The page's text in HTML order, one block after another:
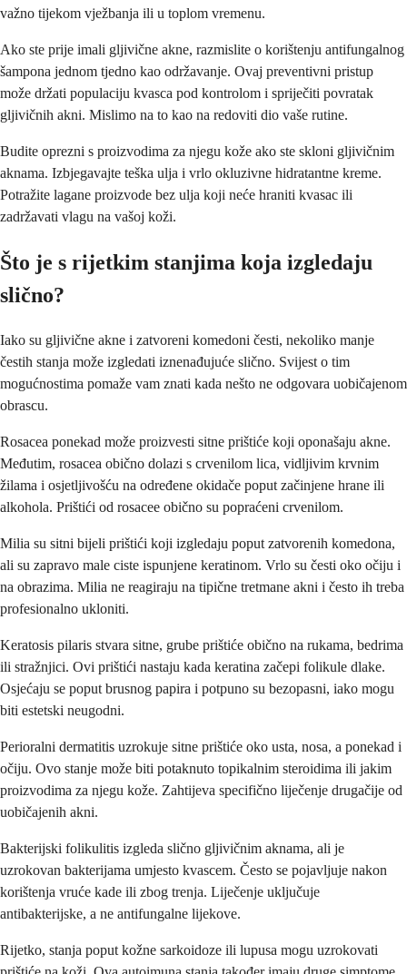
važno tijekom vježbanja ili u toplom vremenu.
Ako ste prije imali gljivične akne, razmislite o korištenju antifungalnog
šampona jednom tjedno kao održavanje. Ovaj preventivni pristup
može držati populaciju kvasca pod kontrolom i spriječiti povratak
gljivičnih akni. Mislimo na to kao na redoviti dio vaše rutine.
Budite oprezni s proizvodima za njegu kože ako ste skloni gljivičnim
aknama. Izbjegavajte teška ulja i vrlo okluzivne hidratantne kreme.
Potražite lagane proizvode bez ulja koji neće hraniti kvasac ili
zadržavati vlagu na vašoj koži.
Što je s rijetkim stanjima koja izgledaju
slično?
Iako su gljivične akne i zatvoreni komedoni česti, nekoliko manje
čestih stanja može izgledati iznenađujuće slično. Svijest o tim
mogućnostima pomaže vam znati kada nešto ne odgovara uobičajenom
obrascu.
Rosacea ponekad može proizvesti sitne prištiće koji oponašaju akne.
Međutim, rosacea obično dolazi s crvenilom lica, vidljivim krvnim
žilama i osjetljivošću na određene okidače poput začinjene hrane ili
alkohola. Prištići od rosacee obično su popraćeni crvenilom.
Milia su sitni bijeli prištići koji izgledaju poput zatvorenih komedona,
ali su zapravo male ciste ispunjene keratinom. Vrlo su česti oko očiju i
na obrazima. Milia ne reagiraju na tipične tretmane akni i često ih treba
profesionalno ukloniti.
Keratosis pilaris stvara sitne, grube prištiće obično na rukama, bedrima
ili stražnjici. Ovi prištići nastaju kada keratina začepi folikule dlake.
Osjećaju se poput brusnog papira i potpuno su bezopasni, iako mogu
biti estetski neugodni.
Perioralni dermatitis uzrokuje sitne prištiće oko usta, nosa, a ponekad i
očiju. Ovo stanje može biti potaknuto topikalnim steroidima ili jakim
proizvodima za njegu kože. Zahtijeva specifično liječenje drugačije od
uobičajenih akni.
Bakterijski folikulitis izgleda slično gljivičnim aknama, ali je
uzrokovan bakterijama umjesto kvascem. Često se pojavljuje nakon
korištenja vruće kade ili zbog trenja. Liječenje uključuje
antibakterijske, a ne antifungalne lijekove.
Rijetko, stanja poput kožne sarkoidoze ili lupusa mogu uzrokovati